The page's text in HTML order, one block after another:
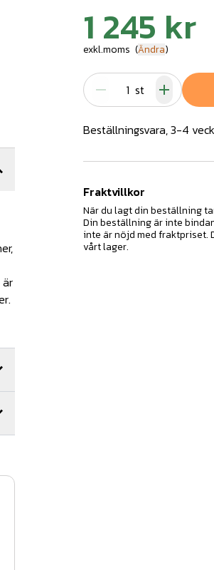
1 245 kr
exkl.moms (Ändra)
st
Beställningsvara, 3-4
Fraktvillkor
När du lagt din beställning
Din beställning är inte
inte är nöjd med fraktpriset.
vårt lager.